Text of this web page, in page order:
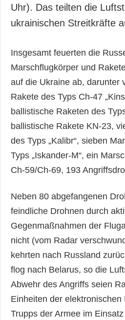
Uhr). Das teilten die
ukrainischen Streitkräfte
Insgesamt feuerten die
Marschflugkörper und
auf die Ukraine ab, darunter
Rakete des Typs Ch-47
ballistische Raketen des
ballistische Rakete KN-23,
des Typs „Kalibr“, sieben
Typs „Iskander-M“, ein
Ch-59/Ch-69, 193
Neben 80 abgefangenen
feindliche Drohnen durch
Gegenmaßnahmen der
nicht (vom Radar
kehrten nach Russland
flog nach Belarus, so die
Abwehr des Angriffs seien
Einheiten der
Trupps der Armee im